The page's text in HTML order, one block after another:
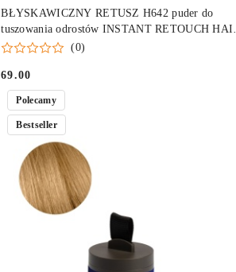
BŁYSKAWICZNY RETUSZ H642 puder do
tuszowania odrostów INSTANT RETOUCH HAIR
KOLOR kasztanowy brąz
(0)
Cena:
69.00
DO KOSZYKA
Polecamy
Bestseller